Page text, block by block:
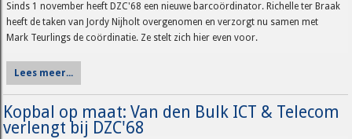
Sinds 1 november heeft DZC'68 een nieuwe barcoördinator. Richelle ter Braak
heeft de taken van Jordy Nijholt overgenomen en verzorgt nu samen met
Mark Teurlings de coördinatie. Ze stelt zich hier even voor.
Lees meer...
Kopbal op maat: Van den Bulk ICT & Telecom
verlengt bij DZC'68